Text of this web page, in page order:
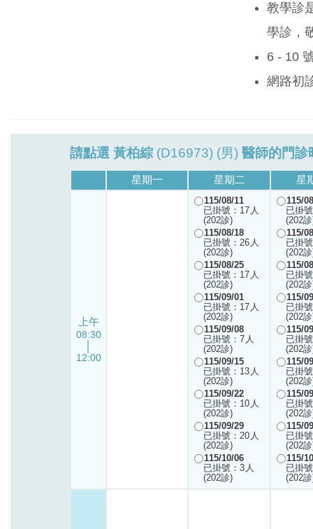
教學診
學診，
6 - 10
網路初